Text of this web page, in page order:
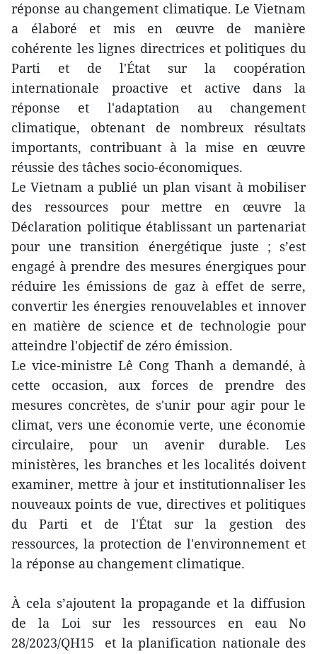
réponse au changement climatique. Le Vietnam
a élaboré et mis en œuvre de manière
cohérente les lignes directrices et politiques du
Parti et de l'État sur la coopération
internationale proactive et active dans la
réponse et l'adaptation au changement
climatique, obtenant de nombreux résultats
importants, contribuant à la mise en œuvre
réussie des tâches socio-économiques.
Le Vietnam a publié un plan visant à mobiliser
des ressources pour mettre en œuvre la
Déclaration politique établissant un partenariat
pour une transition énergétique juste ; s’est
engagé à prendre des mesures énergiques pour
réduire les émissions de gaz à effet de serre,
convertir les énergies renouvelables et innover
en matière de science et de technologie pour
atteindre l'objectif de zéro émission.
Le vice-ministre Lê Cong Thanh a demandé, à
cette occasion, aux forces de prendre des
mesures concrètes, de s'unir pour agir pour le
climat, vers une économie verte, une économie
circulaire, pour un avenir durable. Les
ministères, les branches et les localités doivent
examiner, mettre à jour et institutionnaliser les
nouveaux points de vue, directives et politiques
du Parti et de l'État sur la gestion des
ressources, la protection de l'environnement et
la réponse au changement climatique.
À cela s’ajoutent la propagande et la diffusion
de la Loi sur les ressources en eau No
28/2023/QH15 et la planification nationale des